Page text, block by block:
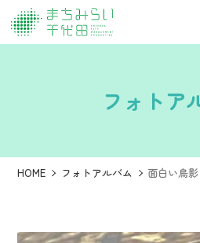
フォトア
HOME フォトアルバム 面白い鳥影